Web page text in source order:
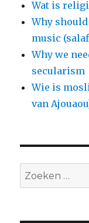
Wat is
Why
music
Why we
secularism
Wie is
van
Zoeken
naar: